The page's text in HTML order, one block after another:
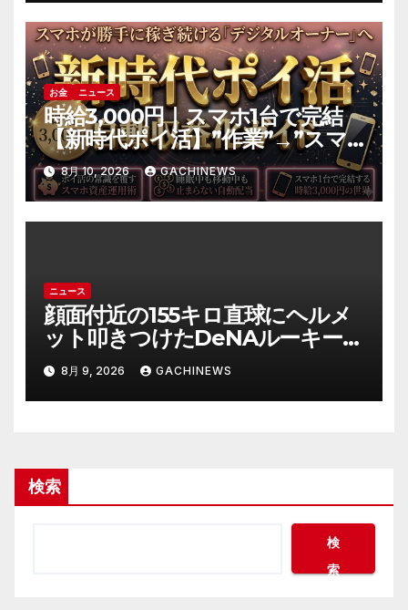
お金 ニュース
時給3,000円｜スマホ1台で完結
【新時代ポイ活】”作業”→”スマ
ホ資産の運用”へ｜自動収益の仕
組み化の全手順
8月 10, 2026 GACHINEWS
ニュース
顔面付近の155キロ直球にヘルメ
ット叩きつけたDeNAルーキー宮
下朝陽に擁護の声 「負けん気必
要」と球団OB(J-CASTニュース)
8月 9, 2026 GACHINEWS
検索
検
索